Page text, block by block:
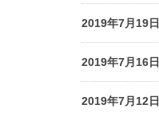
2019年7月19日
2019年7月16日
2019年7月12日